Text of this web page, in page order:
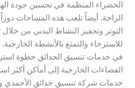
الخضراء المنظمة في تحسين جودة
الراحة. أيضاً تلعب هذه المساحات
التوتر وتحفيز النشاط البدني من
للاسترخاء والتمتع بالأنشطة الخارجية.
في خدمات تنسيق الحدائق خطوة
الفضاءات الخارجية إلى أماكن أكثر
خدمات شركة تنسيق حدائق الأحمدي